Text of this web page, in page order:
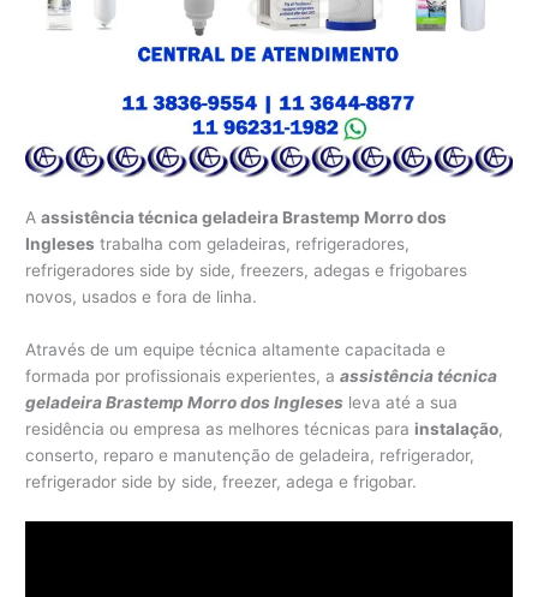
Aassistência técnica geladeira Brastemp Morro dos
Ingleses trabalha com geladeiras, refrigeradores,
refrigeradores side by side, freezers, adegas e frigobares
novos, usados e fora de linha.
Através de um equipe técnica altamente capacitada e
formada por profissionais experientes, aassistência técnica
geladeira Brastemp Morro dos Ingleses leva até a sua
residência ou empresa as melhores técnicas para instalação,
conserto, reparo e manutenção de geladeira, refrigerador,
refrigerador side by side, freezer, adega e frigobar.